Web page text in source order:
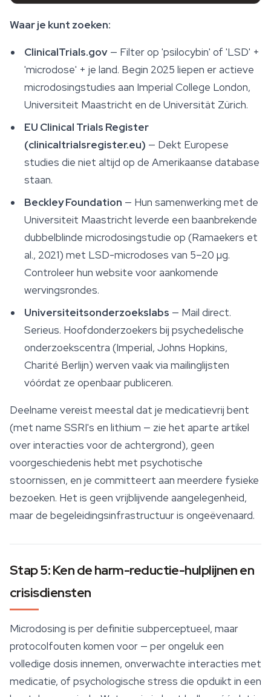
Waar je kunt zoeken:
ClinicalTrials.gov — Filter op 'psilocybin' of 'LSD' +
'microdose' + je land. Begin 2025 liepen er actieve
microdosingstudies aan Imperial College London,
Universiteit Maastricht en de Universität Zürich.
EU Clinical Trials Register
(clinicaltrialsregister.eu) — Dekt Europese
studies die niet altijd op de Amerikaanse database
staan.
Beckley Foundation — Hun samenwerking met de
Universiteit Maastricht leverde een baanbrekende
dubbelblinde microdosingstudie op (Ramaekers et
al., 2021) met LSD-microdoses van 5–20 µg.
Controleer hun website voor aankomende
wervingsrondes.
Universiteitsonderzoekslabs — Mail direct.
Serieus. Hoofdonderzoekers bij psychedelische
onderzoekscentra (Imperial, Johns Hopkins,
Charité Berlijn) werven vaak via mailinglijsten
vóórdat ze openbaar publiceren.
Deelname vereist meestal dat je medicatievrij bent
(met name SSRI's en lithium — zie het aparte artikel
over interacties voor de achtergrond), geen
voorgeschiedenis hebt met psychotische
stoornissen, en je committeert aan meerdere fysieke
bezoeken. Het is geen vrijblijvende aangelegenheid,
maar de begeleidingsinfrastructuur is ongeëvenaard.
Stap 5: Ken de harm-reductie-hulplijnen en
crisisdiensten
Microdosing is per definitie subperceptueel, maar
protocolfouten komen voor — per ongeluk een
volledige dosis innemen, onverwachte interacties met
medicatie, of psychologische stress die opduikt in een